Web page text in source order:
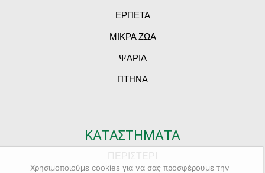
ΕΡΠΕΤΑ
ΜΙΚΡΑ ΖΩΑ
ΨΑΡΙΑ
ΠΤΗΝΑ
ΚΑΤΑΣΤΗΜΑΤΑ
Χρησιμοποιούμε cookies για να σας προσφέρουμε την